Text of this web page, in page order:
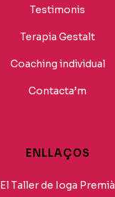
Testimonis
Terapia Gestalt
Coaching individual
Contacta’m
ENLLAÇOS
El Taller de Ioga Premià